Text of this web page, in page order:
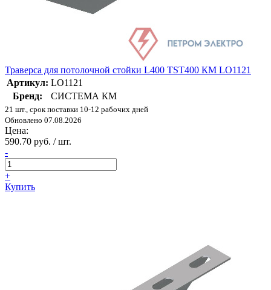
Траверса для потолочной стойки L400 TST400 КМ LO1121
Артикул: LO1121
Бренд:
СИСТЕМА КМ
21 шт., срок поставки 10-12 рабочих дней
Обновлено 07.08.2026
Цена:
590.70 руб. / шт.
-
+
Купить